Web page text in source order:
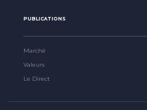
PUBLICATIONS
Marché
Valeurs
Le Direct